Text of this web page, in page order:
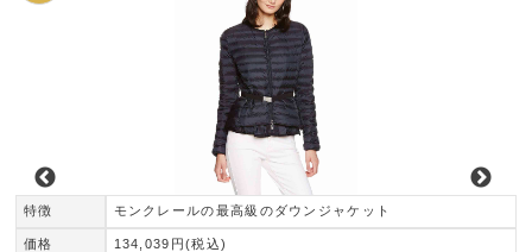
特徴
価格
モンクレールの最高級のダウンジャケット
134,039円(税込)